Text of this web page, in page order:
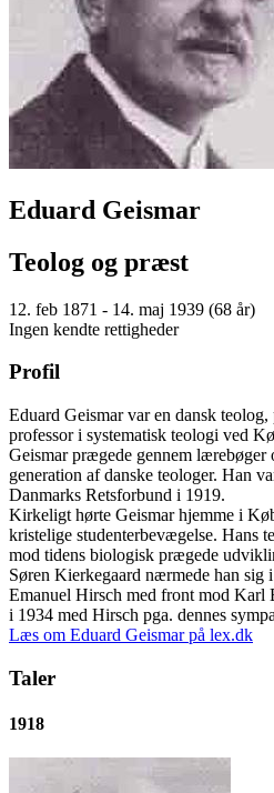
Eduard Geismar
Teolog og præst
12. feb 1871 - 14. maj 1939 (68 år)
Ingen kendte rettigheder
Profil
Eduard Geismar var en dansk
professor i systematisk teologi ved
Geismar prægede gennem lærebøger
generation af danske teologer. Han
Danmarks Retsforbund i 1919.
Kirkeligt hørte Geismar hjemme i
kristelige studenterbevægelse. Hans
mod tidens biologisk prægede
Søren Kierkegaard nærmede han sig
Emanuel Hirsch med front mod Karl
i 1934 med Hirsch pga. dennes
Læs om Eduard Geismar på lex.dk
Taler
1918